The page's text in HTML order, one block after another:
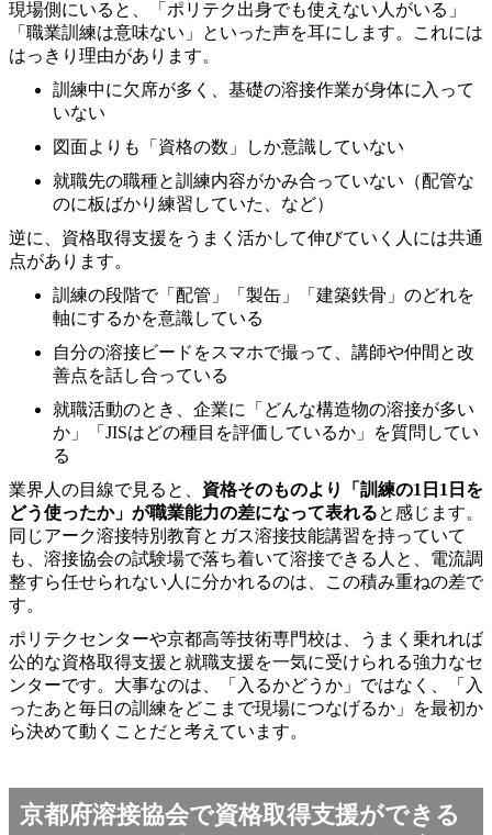
現場側にいると、「ポリテク出身でも使えない人がいる」
「職業訓練は意味ない」といった声を耳にします。これには
はっきり理由があります。
訓練中に欠席が多く、基礎の溶接作業が身体に入って
いない
図面よりも「資格の数」しか意識していない
就職先の職種と訓練内容がかみ合っていない（配管な
のに板ばかり練習していた、など）
逆に、資格取得支援をうまく活かして伸びていく人には共通
点があります。
訓練の段階で「配管」「製缶」「建築鉄骨」のどれを
軸にするかを意識している
自分の溶接ビードをスマホで撮って、講師や仲間と改
善点を話し合っている
就職活動のとき、企業に「どんな構造物の溶接が多い
か」「JISはどの種目を評価しているか」を質問してい
る
業界人の目線で見ると、 資格そのものより「訓練の1日1日を
どう使ったか」が職業能力の差になって表れると感じます。
同じアーク溶接特別教育とガス溶接技能講習を持っていて
も、溶接協会の試験場で落ち着いて溶接できる人と、電流調
整すら任せられない人に分かれるのは、この積み重ねの差で
す。
ポリテクセンターや京都高等技術専門校は、うまく乗れれば
公的な資格取得支援と就職支援を一気に受けられる強力なセ
ンターです。大事なのは、「入るかどうか」ではなく、「入
ったあと毎日の訓練をどこまで現場につなげるか」を最初か
ら決めて動くことだと考えています。
京都府溶接協会で資格取得支援ができる